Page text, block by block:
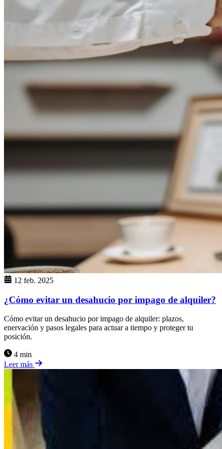
12 feb. 2025
¿Cómo evitar un desahucio por impago de alquiler?
Cómo evitar un desahucio por impago de alquiler: plazos,
enervación y pasos legales para actuar a tiempo y proteger tu
posición.
4 min
Leer más